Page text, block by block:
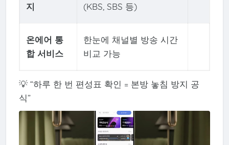
지
(KBS, SBS 등)
온에어 통
합 서비스
한눈에 채널별 방송 시간
비교 가능
💡 “하루 한 번 편성표 확인 = 본방 놓침 방지 공
식”